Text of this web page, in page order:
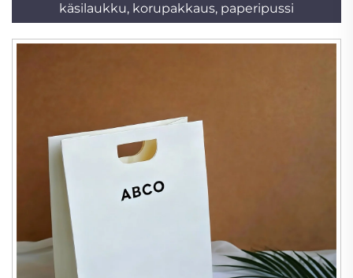
käsilaukku, korupakkaus, paperipussi